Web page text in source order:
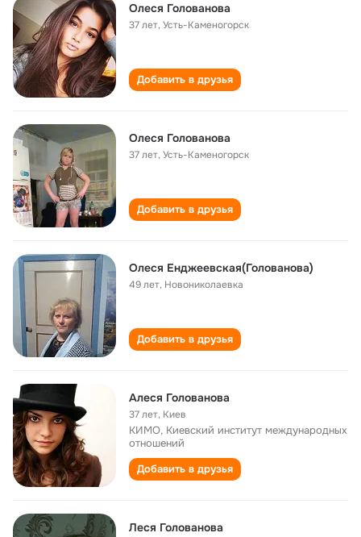
Олеся Голованова
37 лет,Усть-Каменогорск
Добавить в друзья
Олеся Голованова
37 лет,Усть-Каменогорск
Добавить в друзья
Олеся Енджеевская(Голованова)
49 лет, Новониколаевка
Добавить в друзья
Алеся Голованова
37 лет, Киев
КИМО, Киевский институт международных
отношений
Добавить в друзья
Леся Голованова